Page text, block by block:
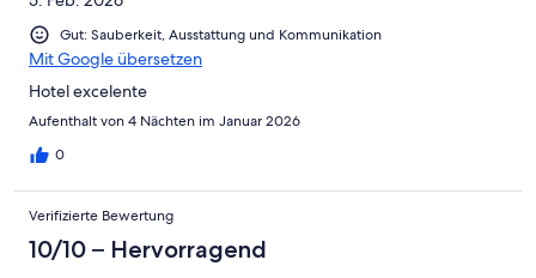
Gut: Sauberkeit, Ausstattung und Kommunikation
Mit Google übersetzen
Hotel excelente
Aufenthalt von 4 Nächten im Januar 2026
0
Verifizierte Bewertung
10/10 – Hervorragend